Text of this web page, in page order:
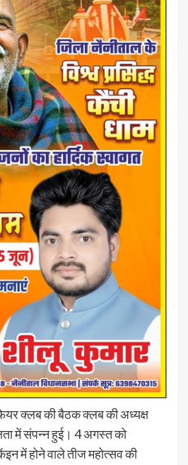
क्लब की बैठक क्लब की अध्यक्ष
में संपन्न हुई। 4 अगस्त को
में होने वाले तीज महोत्सव की